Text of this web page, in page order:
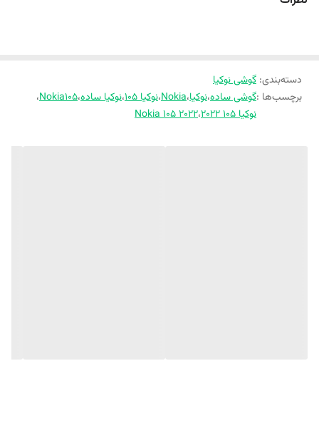
دسته‌بندی: گوشی نوکیا
برچسب‌ها :گوشی ساده،نوکیا،Nokia،نوکیا 105 ،نوکیا ساده،Nokia105،
نوکیا ۱۰۵ ۲۰۲۲
،Nokia 105 2022